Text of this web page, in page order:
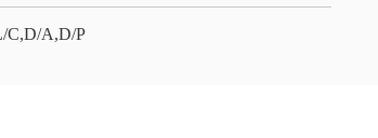
C,D/A,D/P